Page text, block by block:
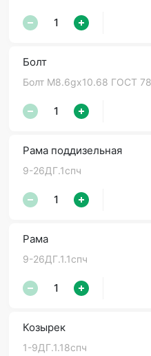
Болт
Болт М8.6gх10.68 ГОСТ
Рама поддизельная
9-26ДГ.1спч
Рама
9-26ДГ.1.1спч
Козырек
1-9ДГ.1.18спч